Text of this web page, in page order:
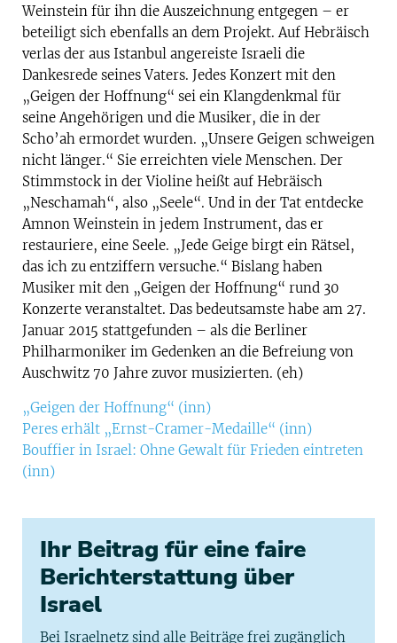
Weinstein für ihn die Auszeichnung entgegen – er
beteiligt sich ebenfalls an dem Projekt. Auf Hebräisch
verlas der aus Istanbul angereiste Israeli die
Dankesrede seines Vaters. Jedes Konzert mit den
„Geigen der Hoffnung“ sei ein Klangdenkmal für
seine Angehörigen und die Musiker, die in der
Scho’ah ermordet wurden. „Unsere Geigen schweigen
nicht länger.“ Sie erreichten viele Menschen. Der
Stimmstock in der Violine heißt auf Hebräisch
„Neschamah“, also „Seele“. Und in der Tat entdecke
Amnon Weinstein in jedem Instrument, das er
restauriere, eine Seele. „Jede Geige birgt ein Rätsel,
das ich zu entziffern versuche.“ Bislang haben
Musiker mit den „Geigen der Hoffnung“ rund 30
Konzerte veranstaltet. Das bedeutsamste habe am 27.
Januar 2015 stattgefunden – als die Berliner
Philharmoniker im Gedenken an die Befreiung von
Auschwitz 70 Jahre zuvor musizierten. (eh)
„Geigen der Hoffnung“ (inn)
Peres erhält „Ernst-Cramer-Medaille“ (inn)
Bouffier in Israel: Ohne Gewalt für Frieden eintreten
(inn)
Ihr Beitrag für eine faire
Berichterstattung über
Israel
Bei Israelnetz sind alle Beiträge frei zugänglich